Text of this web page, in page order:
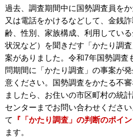
過去、調査期間中に国勢調査員をか
又は電話をかけるなどして、金銭
齢、性別、家族構成、利用してい
状況など）を聞きだす「かたり調
案がありました。令和7年国勢調査
問期間に「かたり調査」の事案が
意ください。国勢調査をかたる不
ましたら、お住いの市区町村の統
センターまでお問い合わせくださ
て
『「かたり調査」の判断のポイン
ます。